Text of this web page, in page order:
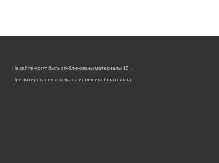
На сайте могут быть опубликованы материалы 18+!
При цитировании ссылка на источник обязательна.